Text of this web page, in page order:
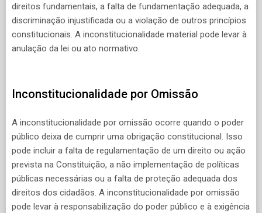
direitos fundamentais, a falta de fundamentação adequada, a
discriminação injustificada ou a violação de outros princípios
constitucionais. A inconstitucionalidade material pode levar à
anulação da lei ou ato normativo.
Inconstitucionalidade por Omissão
A inconstitucionalidade por omissão ocorre quando o poder
público deixa de cumprir uma obrigação constitucional. Isso
pode incluir a falta de regulamentação de um direito ou ação
prevista na Constituição, a não implementação de políticas
públicas necessárias ou a falta de proteção adequada dos
direitos dos cidadãos. A inconstitucionalidade por omissão
pode levar à responsabilização do poder público e à exigência